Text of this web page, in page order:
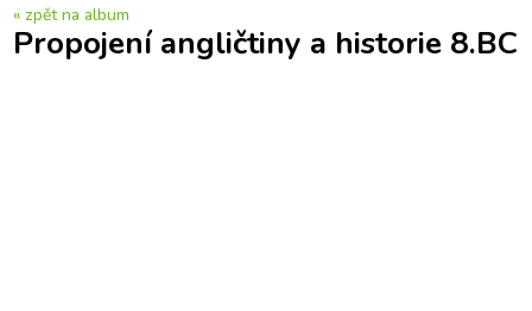
« zpět na album
Propojení angličtiny a historie 8.BC